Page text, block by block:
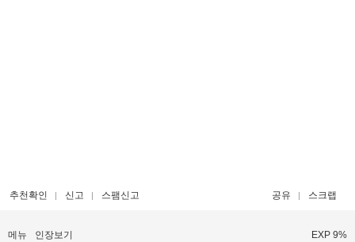
추천확인 신고 스팸신고 공유 스크랩
메뉴 인장보기 EXP 9%